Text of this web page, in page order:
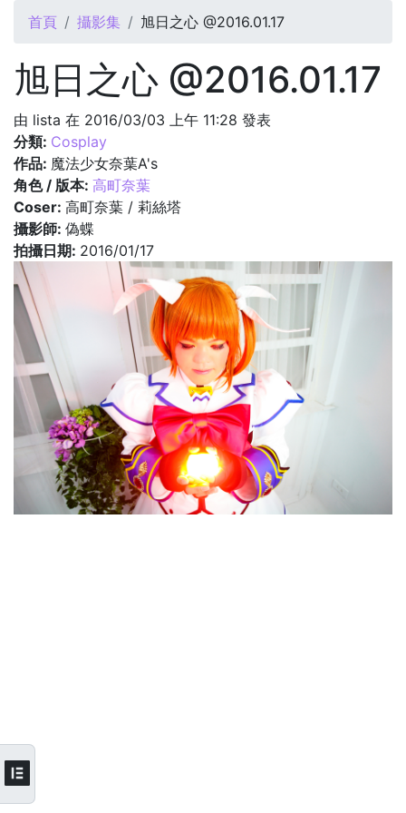
您在這裡
首頁 攝影集 旭日之心 @2016.01.17
旭日之心 @2016.01.17
由 lista 在 2016/03/03 上午 11:28 發表
分類: Cosplay
作品: 魔法少女奈葉A's
角色 / 版本: 高町奈葉
Coser: 高町奈葉 / 莉絲塔
攝影師: 偽蝶
拍攝日期: 2016/01/17